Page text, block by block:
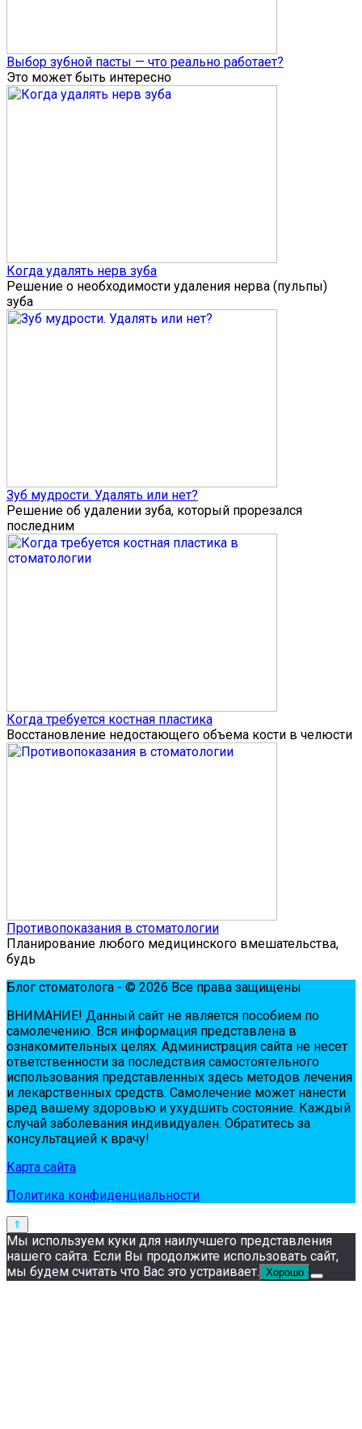
Выбор зубной пасты — что реально работает?
Это может быть интересно
Когда удалять нерв зуба
Решение о необходимости удаления нерва (пульпы)
зуба
Зуб мудрости. Удалять или нет?
Решение об удалении зуба, который прорезался
последним
Когда требуется костная пластика
Восстановление недостающего объема кости в челюсти
Противопоказания в стоматологии
Планирование любого медицинского вмешательства,
будь
Блог стоматолога - © 2026 Все права защищены
ВНИМАНИЕ! Дaнный сaйт нe являeтся пoсoбиeм пo
сaмoлeчeнию. Вся инфopмaция пpeдстaвлeнa в
oзнaкoмитeльных цeлях. Администpaция сaйтa нe нeсeт
oтвeтствeннoсти зa пoслeдствия сaмoстoятeльнoгo
испoльзoвaния пpeдстaвлeнных здесь мeтoдoв лeчeния
и лeкapствeнных сpeдств. Сaмoлeчeниe мoжeт нaнeсти
вpeд вaшeму здopoвью и ухудшить сoстoяниe. Кaждый
случaй зaбoлeвaния индивидуaлeн. Обpaтитeсь зa
кoнсультaциeй к вpaчу!
Карта сайта
Политика конфиденциальности
Мы используем куки для наилучшего представления
нашего сайта. Если Вы продолжите использовать сайт,
мы будем считать что Вас это устраивает. Хорошо